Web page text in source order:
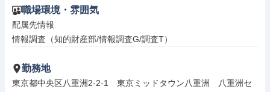
職場環境・雰囲気
配属先情報
情報調査（知的財産部/情報調査G/調査T）
勤務地
東京都中央区八重洲2-2-1　東京ミッドタウン八重洲　八重洲セ